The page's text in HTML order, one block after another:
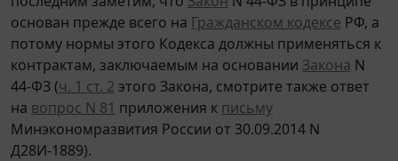
основан прежде всего на Гражданском кодексе РФ, а
потому нормы этого Кодекса должны применяться к
контрактам, заключаемым на основании Закона N
44-ФЗ (ч. 1 ст. 2 этого Закона, смотрите также ответ
на вопрос N 81 приложения к письму
Минэкономразвития России от 30.09.2014 N
Д28И-1889).